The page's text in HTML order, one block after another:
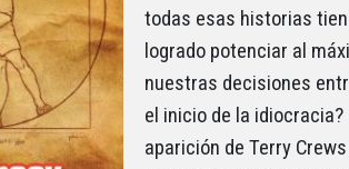
todas esas historias
logrado potenciar al
nuestras decisiones
el inicio de la
aparición de Terry